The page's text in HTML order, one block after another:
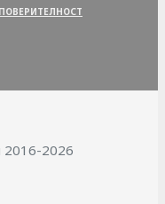
2016-2026